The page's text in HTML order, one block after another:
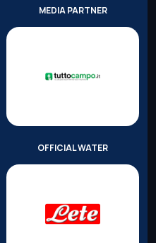
MEDIA PARTNER
OFFICIAL WATER